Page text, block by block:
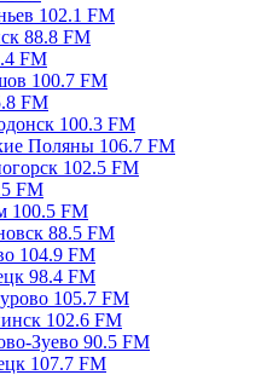
102.1 FM
88.8 FM
FM
100.7 FM
FM
100.3 FM
Поляны 106.7 FM
102.5 FM
FM
100.5 FM
88.5 FM
104.9 FM
98.4 FM
105.7 FM
102.6 FM
Зуево 90.5 FM
107.7 FM